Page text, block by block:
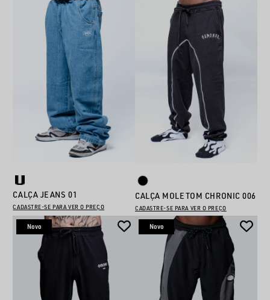
CALÇA JEANS 01
CADASTRE-SE PARA VER O PREÇO
CALÇA MOLETOM CHRONIC 006
CADASTRE-SE PARA VER O PREÇO
Novo Novo